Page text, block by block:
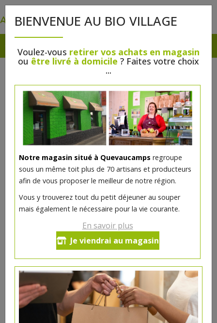
BIENVENUE AU BIO VILLAGE
Voulez-vous retirer vos achats en magasin
ou être livré à domicile ? Faites votre choix
...
Notre magasin situé à Quevaucamps regroupe
sous un même toit plus de 70 artisans et producteurs
afin de vous proposer le meilleur de notre région.
Vous y trouverez tout du petit déjeuner au souper
mais également le nécessaire pour la vie courante.
En savoir plus
Je viendrai au magasin
Huile de sésame bio 50cl Vigean
- 1 +
14.26€
Réception souhaitée le